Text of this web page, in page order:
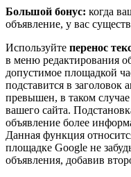
Большой бонус: когда
объявление, у вас
Используйте перенос
в меню редактирования
допустимое площадкой
подставится в заголовок
превышен, в таком случае
вашего сайта.
объявление более
Данная функция
площадке Google не
объявления, добавив